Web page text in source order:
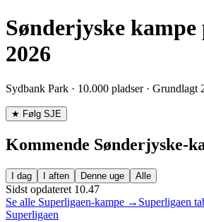
Sønderjyske kampe
2026
Sydbank Park · 10.000 pladser · Grundlagt
★ Følg SJE
Kommende Sønderjyske-
I dag I aften Denne uge Alle
Sidst opdateret 10.47
Se alle Superligaen-kampe → Superligaen
Superligaen